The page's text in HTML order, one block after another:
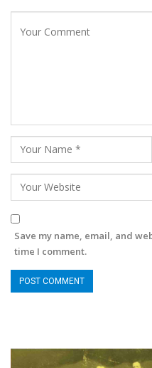
Save my name, email, and
time I comment.